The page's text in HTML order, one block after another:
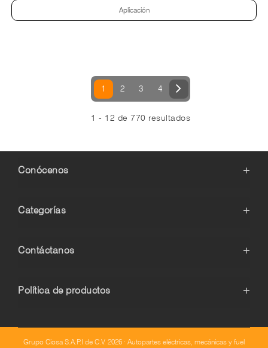
Aplicación
1 2 3 4
1 - 12 de 770 resultados
Conócenos +
Categorías +
Contáctanos +
Política de productos +
Grupo Ciosa S.A.P.I de C.V. 2026 · Autopartes eléctricas, mecánicas y fuel